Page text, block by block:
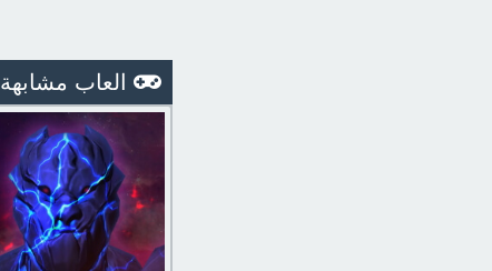
العاب مشابهة